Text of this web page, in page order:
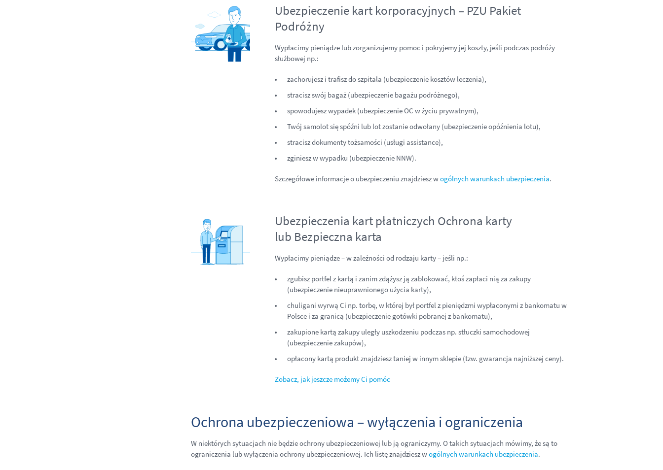
Ubezpieczenie kart korporacyjnych – PZU Pakiet
Podróżny
Wypłacimy pieniądze lub zorganizujemy pomoc i pokryjemy jej koszty, jeśli podczas podróży
służbowej np.:
zachorujesz i trafisz do szpitala (ubezpieczenie kosztów leczenia),
stracisz swój bagaż (ubezpieczenie bagażu podróżnego),
spowodujesz wypadek (ubezpieczenie OC w życiu prywatnym),
Twój samolot się spóźni lub lot zostanie odwołany (ubezpieczenie opóźnienia lotu),
stracisz dokumenty tożsamości (usługi assistance),
zginiesz w wypadku (ubezpieczenie NNW).
Szczegółowe informacje o ubezpieczeniu znajdziesz wogólnych warunkach ubezpieczenia.
Ubezpieczenia kart płatniczych Ochrona karty
lub Bezpieczna karta
Wypłacimy pieniądze – w zależności od rodzaju karty – jeśli np.:
zgubisz portfel z kartą i zanim zdążysz ją zablokować, ktoś zapłaci nią za zakupy
(ubezpieczenie nieuprawnionego użycia karty),
chuligani wyrwą Ci np. torbę, w której był portfel z pieniędzmi wypłaconymi z bankomatu w
Polsce i za granicą (ubezpieczenie gotówki pobranej z bankomatu),
zakupione kartą zakupy uległy uszkodzeniu podczas np. stłuczki samochodowej
(ubezpieczenie zakupów),
opłacony kartą produkt znajdziesz taniej w innym sklepie (tzw. gwarancja najniższej ceny).
Zobacz, jak jeszcze możemy Ci pomóc
Ochrona ubezpieczeniowa – wyłączenia i ograniczenia
W niektórych sytuacjach nie będzie ochrony ubezpieczeniowej lub ją ograniczymy. O takich sytuacjach mówimy, że są to
ograniczenia lub wyłączenia ochrony ubezpieczeniowej. Ich listę znajdziesz wogólnych warunkach ubezpieczenia.